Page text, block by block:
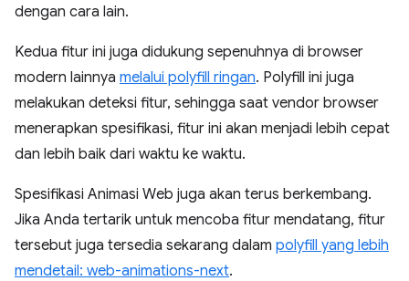
dengan cara lain.
Kedua fitur ini juga didukung sepenuhnya di browser
modern lainnya melalui polyfill ringan. Polyfill ini juga
melakukan deteksi fitur, sehingga saat vendor browser
menerapkan spesifikasi, fitur ini akan menjadi lebih cepat
dan lebih baik dari waktu ke waktu.
Spesifikasi Animasi Web juga akan terus berkembang.
Jika Anda tertarik untuk mencoba fitur mendatang, fitur
tersebut juga tersedia sekarang dalam polyfill yang lebih
mendetail: web-animations-next.